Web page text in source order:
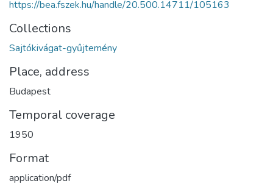
https://bea.fszek.hu/handle/20.500.14711/105163
Collections
Sajtókivágat-gyűjtemény
Place, address
Budapest
Temporal coverage
1950
Format
application/pdf